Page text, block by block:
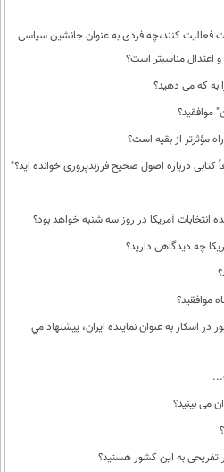
فعالیت کنند،چه فردی به عنوان جانشین سیاسی
اعتدال مناسبتر است؟
به که می دهید؟
موافقید؟
مؤثرتر از بقیه است؟
کتابی درباره اصول صحیح فرزندپروری خوانده اید؟"
انتخابات آمریکا در روز سه شنبه خواهد بود؟
چه دیدگاهی دارید؟
موافقید؟
در اسكار به عنوان نماينده ايران، پيشنهاد مي
می بینید؟
تفریحی به این کشور هستید؟